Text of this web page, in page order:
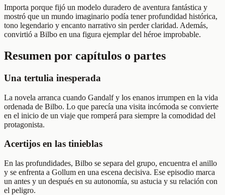
Importa porque fijó un modelo duradero de aventura fantástica y
mostró que un mundo imaginario podía tener profundidad histórica,
tono legendario y encanto narrativo sin perder claridad. Además,
convirtió a Bilbo en una figura ejemplar del héroe improbable.
Resumen por capítulos o partes
Una tertulia inesperada
La novela arranca cuando Gandalf y los enanos irrumpen en la vida
ordenada de Bilbo. Lo que parecía una visita incómoda se convierte
en el inicio de un viaje que romperá para siempre la comodidad del
protagonista.
Acertijos en las tinieblas
En las profundidades, Bilbo se separa del grupo, encuentra el anillo
y se enfrenta a Gollum en una escena decisiva. Ese episodio marca
un antes y un después en su autonomía, su astucia y su relación con
el peligro.